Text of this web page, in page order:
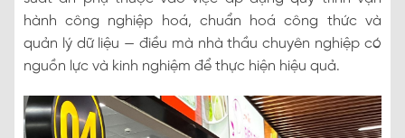
hành công nghiệp hoá, chuẩn hoá công thức và
quản lý dữ liệu — điều mà nhà thầu chuyên nghiệp có
nguồn lực và kinh nghiệm để thực hiện hiệu quả.